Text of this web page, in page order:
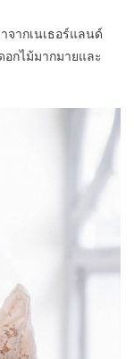
จากเนเธอร์แลนด์
อกไม้มากมายและ